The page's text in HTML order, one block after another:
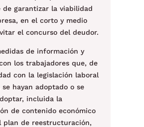
de garantizar la viabilidad
en el corto y medio
el concurso del deudor.
de información y
los trabajadores que, de
con la legislación laboral
hayan adoptado o se
incluida la
de contenido económico
plan de reestructuración,